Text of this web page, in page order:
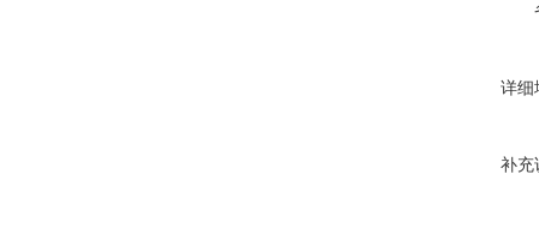
详细
补充